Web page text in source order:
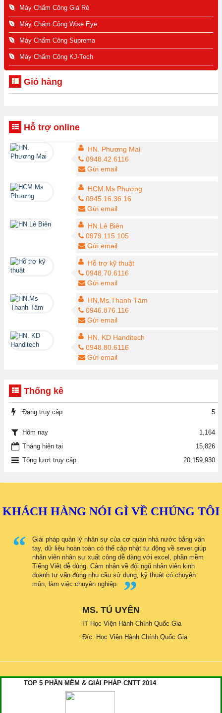
Máy Chấm Công Giá Rẻ
Máy Chấm Công Wise Eye
Máy Chấm Công Suprema
Máy Chấm Công KJ-Tech
Giỏ hàng
Hỗ trợ online
HN. Phương Mai
0948.42.6116
Gửi email
HCM.Ms Phương
0945.16.36.16
Gửi email
HN.Lê Biên
0979.115.105
Gửi email
Hỗ trợ kỹ thuật
0948.70.6116
Gửi email
HN.Ms Thanh Tâm
0946.876.116
Gửi email
HN. KD Handitech
0948.80.6116
Gửi email
Thống kê
Đang truy cập 5
Hôm nay
1,164
Tháng hiện tại
15,826
Tổng lượt truy cập
20,159,930
KHÁCH HÀNG NÓI GÌ VỀ CHÚNG TÔI
Giái pháp quản lý nhân sự của cơ quan nhà nước bằng vân
tay, dữ liệu hoàn toàn có thể cập nhật tự động về sever giúp
nhân viên nhân sự xuất công dễ dàng với excel, phần mềm
Tiếng Việt dễ dùng. Cảm nhận về đội ngũ nhân viên kinh
doanh tư vấn đúng nhu cầu sử dụng, kỹ thuật có chuyên
môn, làm việc chuyên nghiệp.
MS. TÚ UYÊN
IT Học Viện Hành Chính Quốc Gia
Đ/c: Học Viện Hành Chính Quốc Gia
TOP 5 PHẦN MỀM & GIẢI PHÁP CNTT 2014